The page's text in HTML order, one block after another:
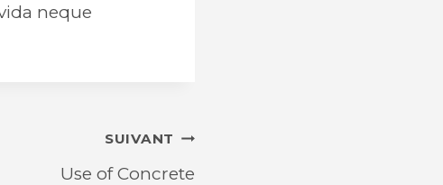
neque
SUIVANT
Use of Concrete